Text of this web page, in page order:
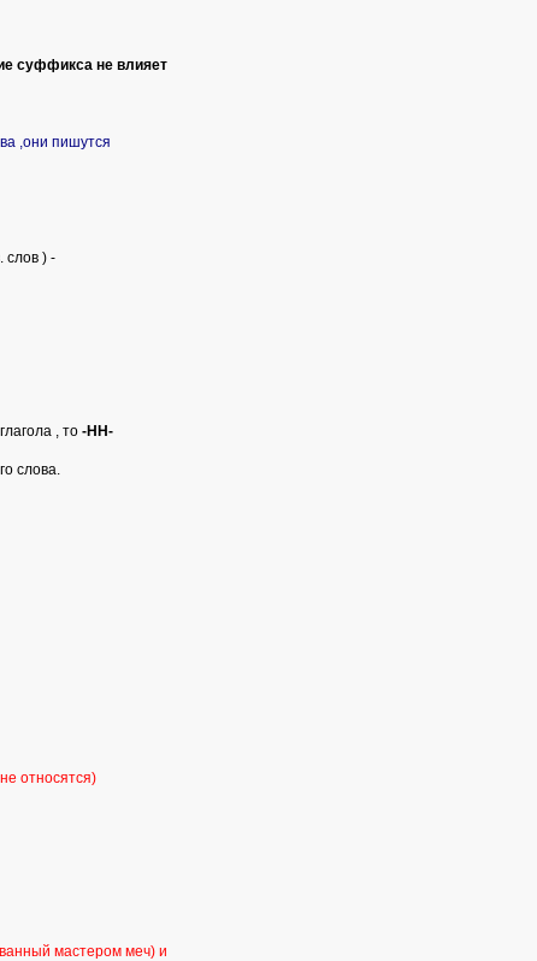
суффикса не влияет
,они пишутся
слов ) -
, то -НН-
слова.
относятся)
мастером меч) и